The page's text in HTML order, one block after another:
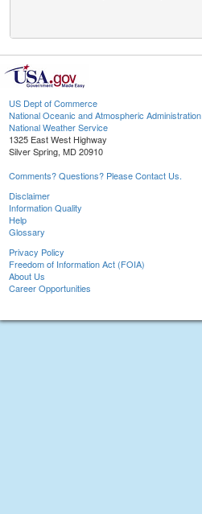
US Dept of Commerce
National Oceanic and Atmospheric Administration
National Weather Service
1325 East West Highway
Silver Spring, MD 20910
Comments? Questions? Please Contact Us.
Disclaimer
Information Quality
Help
Glossary
Privacy Policy
Freedom of Information Act (FOIA)
About Us
Career Opportunities